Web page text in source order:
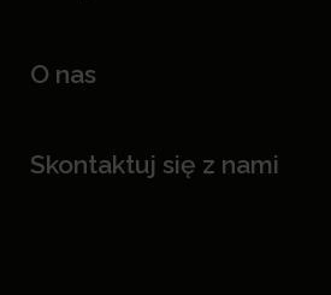
O nas
Skontaktuj się z nami